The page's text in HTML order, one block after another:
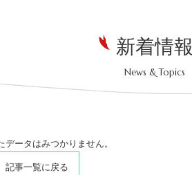
新着情報
News & Topics
データはみつかりません。
記事一覧に戻る